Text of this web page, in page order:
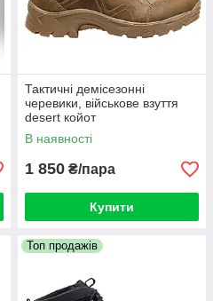
Тактичні демісезонні
черевики, військове взуття
desert койот
В наявності
1 850 ₴/пара
Купити
Топ продажів